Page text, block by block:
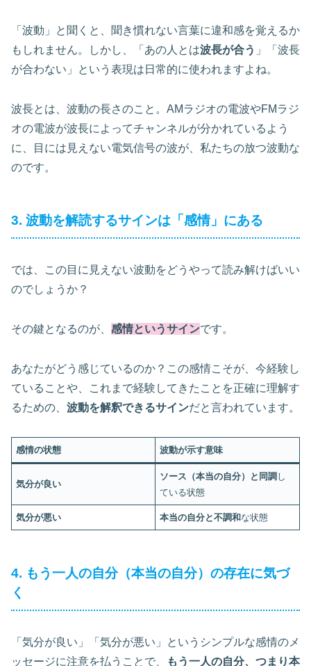
「波動」と聞くと、聞き慣れない言葉に違和感を覚えるか
もしれません。しかし、「あの人とは波長が合う 」「波長
が合わない」という表現は日常的に使われますよね。
波長とは、波動の長さのこと。AMラジオの電波やFMラジ
オの電波が波長によってチャンネルが分かれているよう
に、目には見えない電気信号の波が、私たちの放つ波動な
のです。
3. 波動を解読するサインは「感情」にある
では、この目に見えない波動をどうやって読み解けばいい
のでしょうか？
その鍵となるのが、 感情というサインです。
あなたがどう感じているのか？この感情こそが、今経験し
ていることや、これまで経験してきたことを正確に理解す
るための、 波動を解釈できるサインだと言われています。
感情の状態 波動が示す意味
気分が良い
ソース（本当の自分）と同調 し
ている状態
気分が悪い 本当の自分と不調和な状態
4. もう一人の自分（本当の自分）の存在に気づ
く
「気分が良い」「気分が悪い」というシンプルな感情のメ
ッセージに注意を払うことで、
もう一人の自分、つまり本